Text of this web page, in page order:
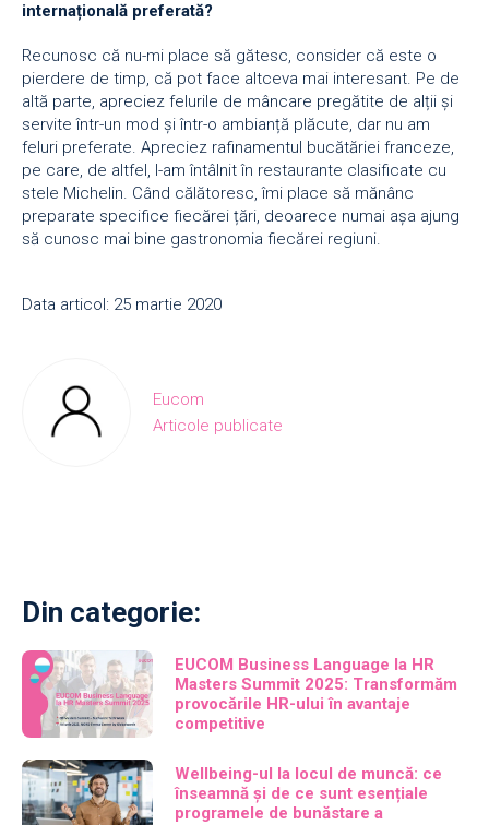
internațională preferată?
Recunosc că nu-mi place să gătesc, consider că este o
pierdere de timp, că pot face altceva mai interesant. Pe de
altă parte, apreciez felurile de mâncare pregătite de alții și
servite într-un mod și într-o ambianță plăcute, dar nu am
feluri preferate. Apreciez rafinamentul bucătăriei franceze,
pe care, de altfel, l-am întâlnit în restaurante clasificate cu
stele Michelin. Când călătoresc, îmi place să mănânc
preparate specifice fiecărei țări, deoarece numai așa ajung
să cunosc mai bine gastronomia fiecărei regiuni.
Data articol: 25 martie 2020
Eucom
Articole publicate
Din categorie:
EUCOM Business Language la HR
Masters Summit 2025: Transformăm
provocările HR-ului în avantaje
competitive
Wellbeing-ul la locul de muncă: ce
înseamnă și de ce sunt esențiale
programele de bunăstare a